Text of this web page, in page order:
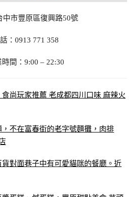
中市豐原區復興路50號
：0913 771 358
時間：9:00 – 22:30
尚玩家推薦 老成都四川口味 麻辣火
不在富春街的老字號麵攤，肉排
對面巷子中有可愛貓咪的餐廳。近